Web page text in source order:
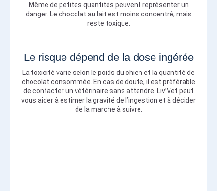
Même de petites quantités peuvent représenter un
danger. Le chocolat au lait est moins concentré, mais
reste toxique.
Le risque dépend de la dose ingérée
La toxicité varie selon le poids du chien et la quantité de
chocolat consommée. En cas de doute, il est préférable
de contacter un vétérinaire sans attendre. Liv’Vet peut
vous aider à estimer la gravité de l’ingestion et à décider
de la marche à suivre.